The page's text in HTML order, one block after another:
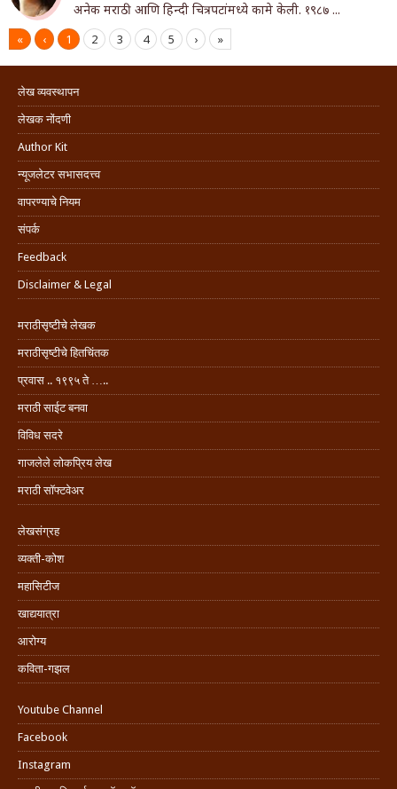
अनेक मराठी आणि हिन्दी चित्रपटांमध्ये कामे केली. १९८७ ...
« ‹ 1 2 3 4 5 › »
लेख व्यवस्थापन
लेखक नोंदणी
Author Kit
न्यूजलेटर सभासदत्त्व
वापरण्याचे नियम
संपर्क
Feedback
Disclaimer & Legal
मराठीसृष्टीचे लेखक
मराठीसृष्टीचे हितचिंतक
प्रवास .. १९९५ ते …..
मराठी साईट बनवा
विविध सदरे
गाजलेले लोकप्रिय लेख
मराठी सॉफ्टवेअर
लेखसंग्रह
व्यक्ती-कोश
महासिटीज
खाद्ययात्रा
आरोग्य
कविता-गझल
Youtube Channel
Facebook
Instagram